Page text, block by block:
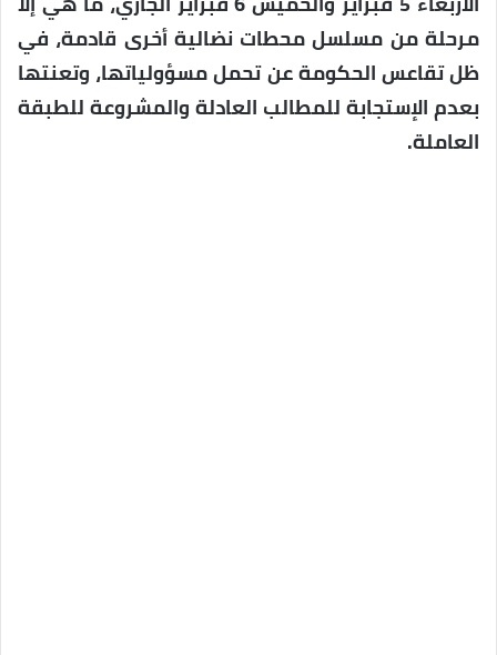
مرحلة من مسلسل محطات نضالية أخرى قادمة، في
ظل تقاعس الحكومة عن تحمل مسؤولياتها، وتعنتها
بعدم الإستجابة للمطالب العادلة والمشروعة للطبقة
العاملة.